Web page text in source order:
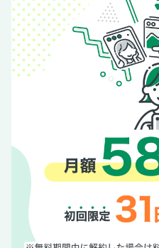
【デジタル版限定】 皇室